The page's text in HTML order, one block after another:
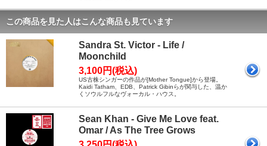
この商品を見た人はこんな商品も見ています
Sandra St. Victor - Life /
Moonchild
3,100円(税込)
US古株シンガーの作品が[Mother Tongue]から登場。
Kaidi Tatham、EDB、Patrick Gibinらが関与した、温か
くソウルフルなヴォーカル・ハウス。
Sean Khan - Give Me Love feat.
Omar / As The Tree Grows